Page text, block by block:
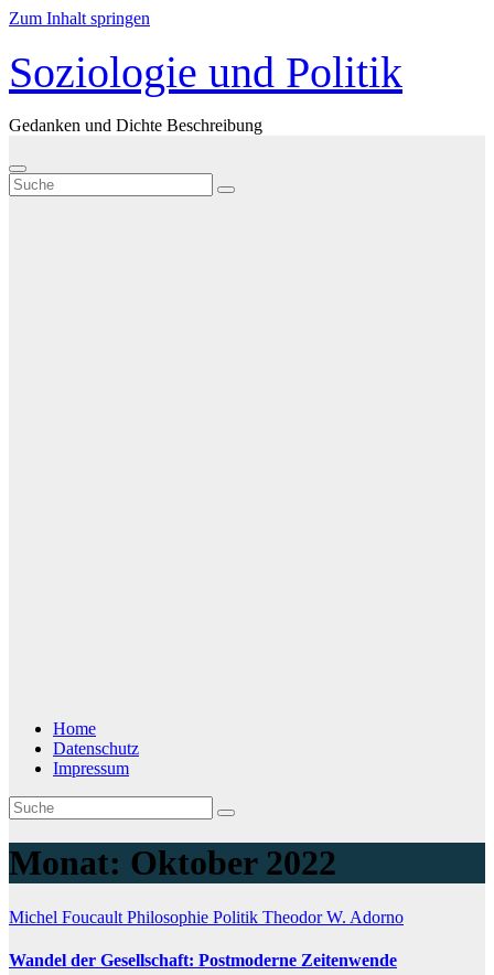
Zum Inhalt springen
Soziologie und Politik
Gedanken und Dichte Beschreibung
Home
Datenschutz
Impressum
Monat: Oktober 2022
Michel Foucault Philosophie Politik Theodor W. Adorno
Wandel der Gesellschaft: Postmoderne Zeitenwende